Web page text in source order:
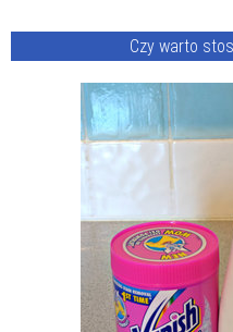
Czy warto